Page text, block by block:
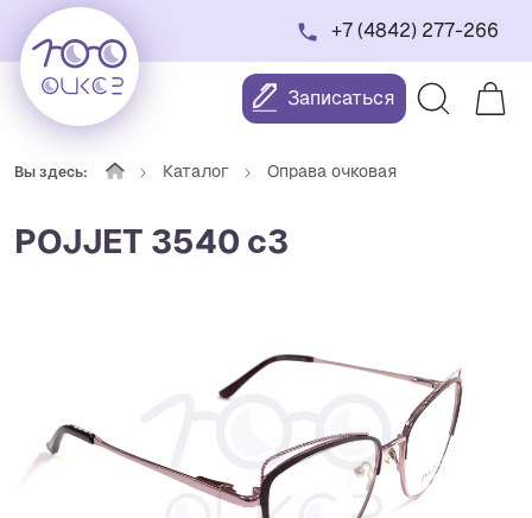
+7 (4842) 277-266
Записаться
Вы здесь: Каталог Оправа очковая
POJJET 3540 с3